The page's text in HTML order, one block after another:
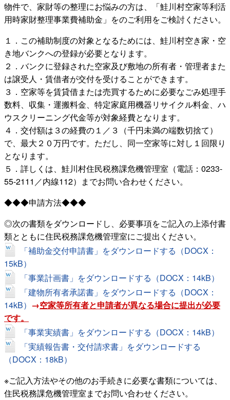
物件で、家財等の整理にお悩みの方は、「鮭川村空家等利活
用時家財整理事業費補助金」をのご利用をご検討ください。
１．この補助制度の対象となるためには、鮭川村空き家・空
き地バンクへの登録が必要となります。
２．バンクに登録された空家及び敷地の所有者・管理者また
は譲受人・賃借者が交付を受けることができます。
３．空家等を賃貸借または売買するために必要なごみ処理手
数料、収集・運搬料金、特定家庭用機器リサイクル料金、ハ
ウスクリーニング代金等が対象経費となります。
４．交付額は３の経費の１／３（千円未満の端数切捨て）
で、最大２０万円です。ただし、同一空家等に対し１回限り
となります。
５．詳しくは、鮭川村住民税務課危機管理室（電話：0233-
55-2111／内線112）までお問い合わせください。
◆◆◆申請方法◆◆◆
◎次の書類をダウンロードし、必要事項をご記入の上添付書
類とともに住民税務課危機管理室にご提出ください。
「補助金交付申請書」をダウンロードする（DOCX：
15kB）
「事業計画書」をダウンロードする（DOCX：14kB）
「建物所有者承諾書」をダウンロードする（DOCX：
14kB） →空家等所有者と申請者が異なる場合に提出が必要
です。
「事業実績書」をダウンロードする（DOCX：14kB）
「実績報告書・交付請求書」をダウンロードする
（DOCX：18kB）
※ご記入方法やその他のお手続きに必要な書類については、
住民税務課危機管理室までお問い合わせください。